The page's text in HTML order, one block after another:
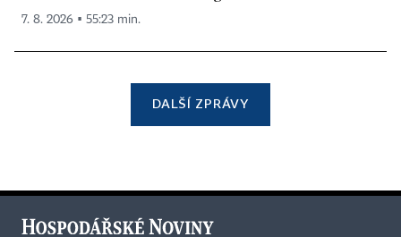
7. 8. 2026 ▪ 55:23 min.
DALŠÍ ZPRÁVY